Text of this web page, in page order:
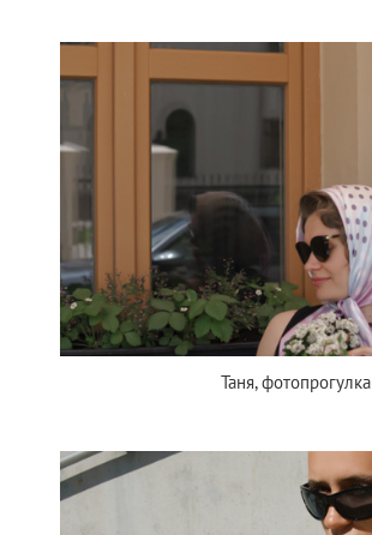
Таня, фотопрогулка